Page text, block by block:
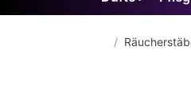
Startseite